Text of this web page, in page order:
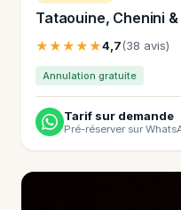
Tataouine, Chenini
★★★★★4,7(38 avis)
Annulation gratuite
Tarif sur demande
Pré-réserver sur